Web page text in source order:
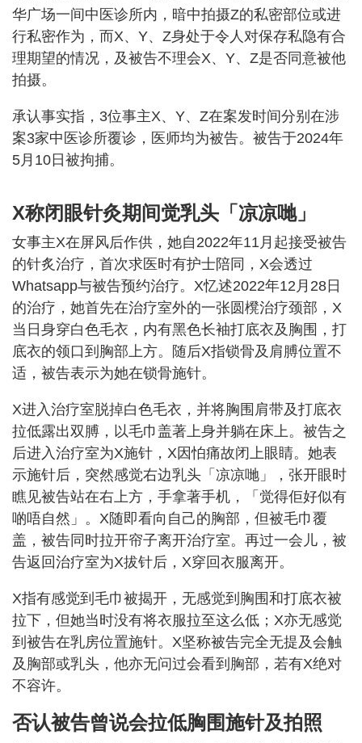
华广场一间中医诊所内，暗中拍摄Z的私密部位或进
行私密作为，而X、Y、Z身处于令人对保存私隐有合
理期望的情况，及被告不理会X、Y、Z是否同意被他
拍摄。
承认事实指，3位事主X、Y、Z在案发时间分别在涉
案3家中医诊所覆诊，医师均为被告。被告于2024年
5月10日被拘捕。
X称闭眼针灸期间觉乳头「凉凉哋」
女事主X在屏风后作供，她自2022年11月起接受被告
的针炙治疗，首次求医时有护士陪同，X会透过
Whatsapp与被告预约治疗。X忆述2022年12月28日
的治疗，她首先在治疗室外的一张圆櫈治疗颈部，X
当日身穿白色毛衣，内有黑色长袖打底衣及胸围，打
底衣的领口到胸部上方。随后X指锁骨及肩膊位置不
适，被告表示为她在锁骨施针。
X进入治疗室脱掉白色毛衣，并将胸围肩带及打底衣
拉低露出双膊，以毛巾盖著上身并躺在床上。被告之
后进入治疗室为X施针，X因怕痛故闭上眼睛。她表
示施针后，突然感觉右边乳头「凉凉哋」，张开眼时
瞧见被告站在右上方，手拿著手机，「觉得佢好似有
啲唔自然」。X随即看向自己的胸部，但被毛巾覆
盖，被告同时拉开帘子离开治疗室。再过一会儿，被
告返回治疗室为X拔针后，X穿回衣服离开。
X指有感觉到毛巾被揭开，无感觉到胸围和打底衣被
拉下，但她当时没有将衣服拉至这么低；X亦无感觉
到被告在乳房位置施针。X坚称被告完全无提及会触
及胸部或乳头，他亦无问过会看到胸部，若有X绝对
不容许。
否认被告曾说会拉低胸围施针及拍照